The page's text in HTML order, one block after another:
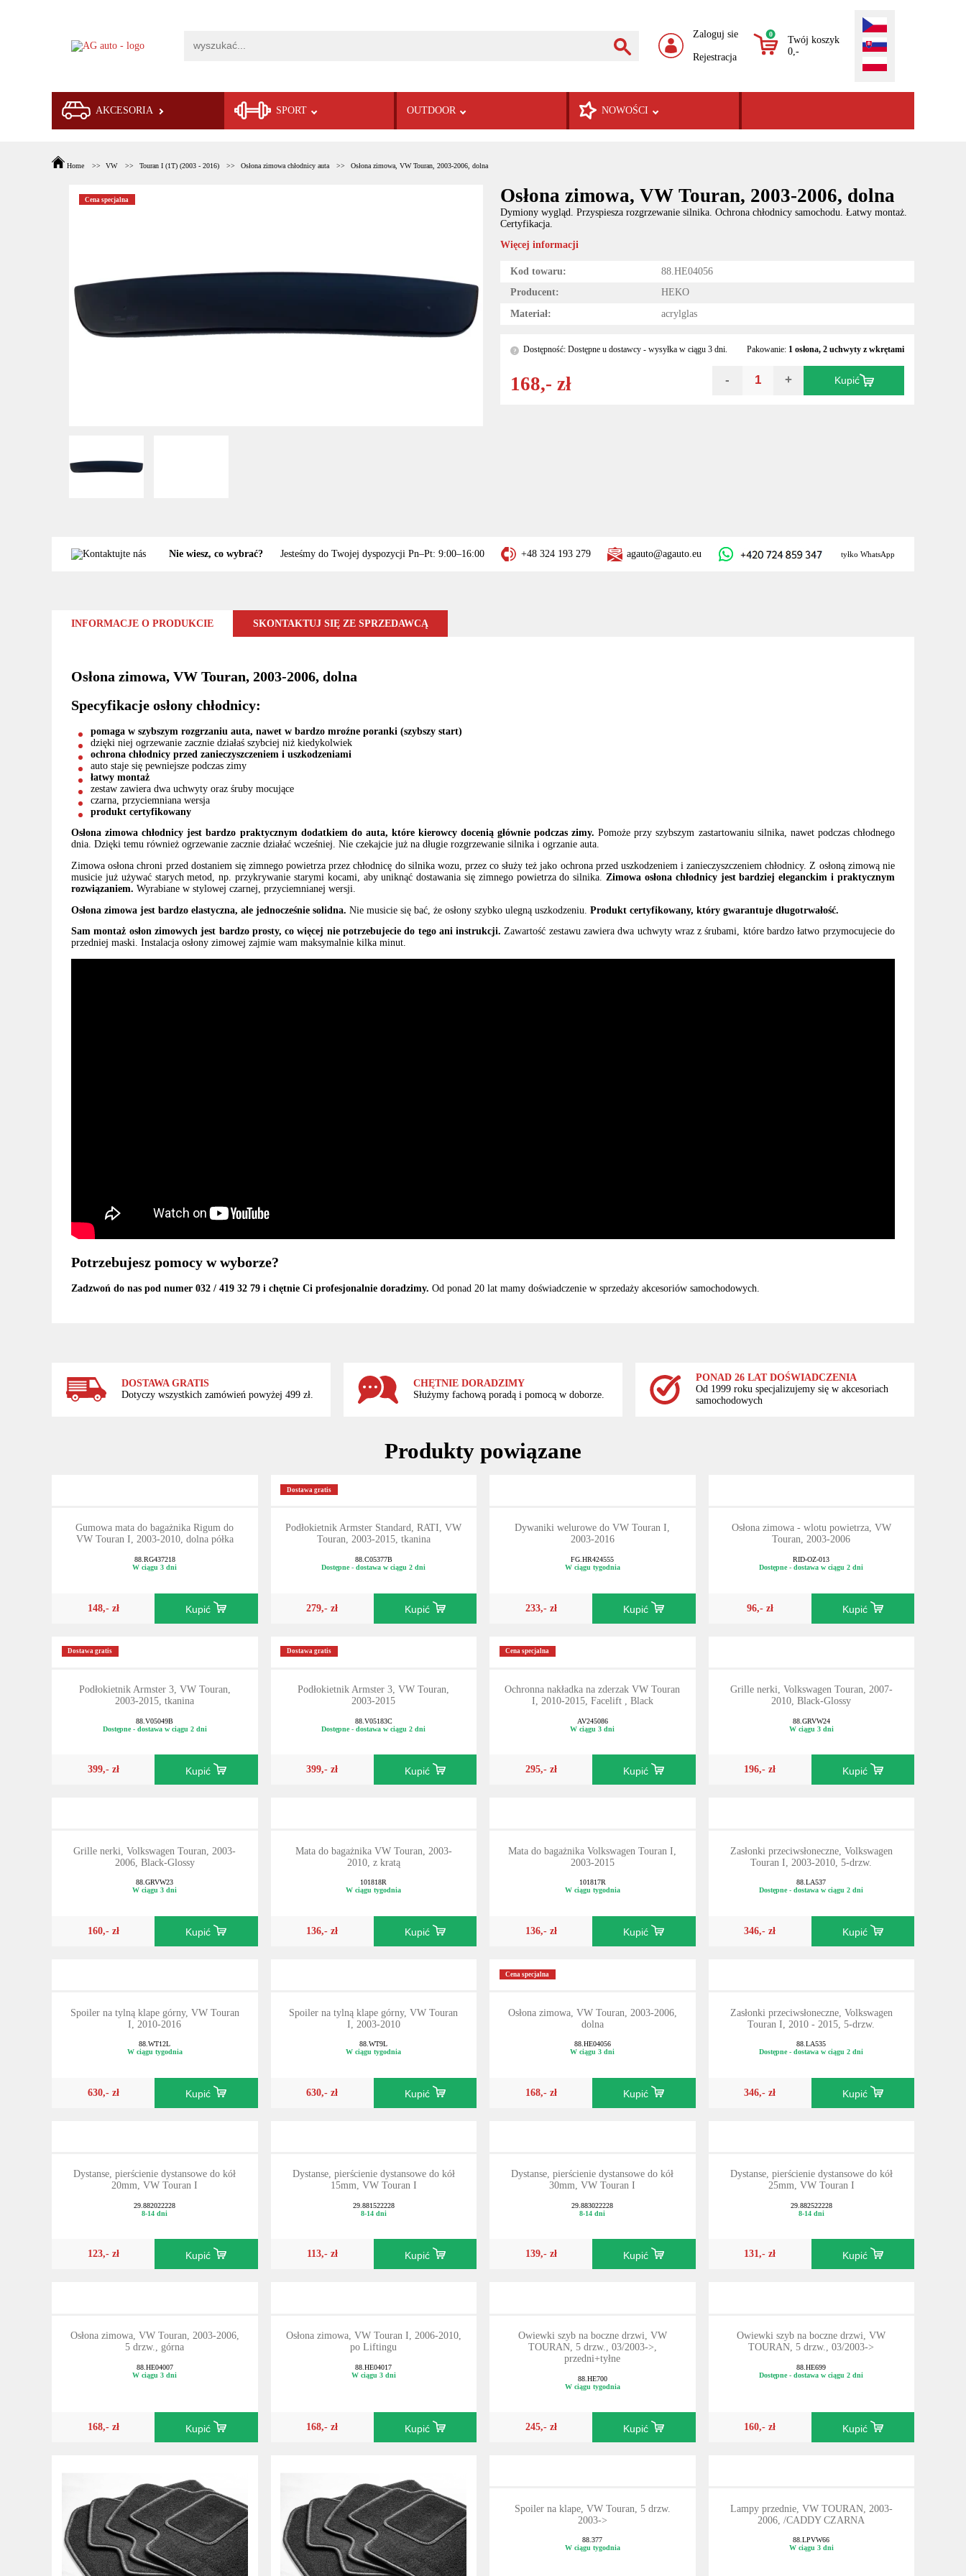
Zaloguj sie
Rejestracja
0
Twój koszyk
0,-
AKCESORIA SPORT OUTDOOR NOWOŚCI
Home VW Touran I (1T) (2003 - 2016) Osłona zimowa chłodnicy auta Osłona zimowa, VW Touran, 2003-2006, dolna
Cena specjalna Osłona zimowa, VW Touran, 2003-2006, dolna
Dymiony wygląd. Przyspiesza rozgrzewanie silnika. Ochrona chłodnicy samochodu. Łatwy montaż.
Certyfikacja.
Więcej informacji
Kod towaru:
88.HE04056
Producent:
HEKO
Materiał:
acrylglas
? Dostępność: Dostępne u dostawcy - wysyłka w ciągu 3 dni. Pakowanie: 1 osłona, 2 uchwyty z wkrętami
168,- zł - + Kupić
Nie wiesz, co wybrać? Jesteśmy do Twojej dyspozycji Pn–Pt: 9:00–16:00 +48 324 193 279 agauto@agauto.eu tyłko WhatsApp
INFORMACJE O PRODUKCIE SKONTAKTUJ SIĘ ZE SPRZEDAWCĄ
Osłona zimowa, VW Touran, 2003-2006, dolna
Specyfikacje osłony chłodnicy:
pomaga w szybszym rozgrzaniu auta, nawet w bardzo mroźne poranki (szybszy start)
dzięki niej ogrzewanie zacznie działaś szybciej niż kiedykolwiek
ochrona chłodnicy przed zanieczyszczeniem i uszkodzeniami
auto staje się pewniejsze podczas zimy
łatwy montaż
zestaw zawiera dwa uchwyty oraz śruby mocujące
czarna, przyciemniana wersja
produkt certyfikowany
Osłona zimowa chłodnicy jest bardzo praktycznym dodatkiem do auta, które kierowcy docenią głównie podczas zimy. Pomoże przy szybszym zastartowaniu silnika, nawet podczas chłodnego
dnia. Dzięki temu również ogrzewanie zacznie działać wcześniej. Nie czekajcie już na długie rozgrzewanie silnika i ogrzanie auta.
Zimowa osłona chroni przed dostaniem się zimnego powietrza przez chłodnicę do silnika wozu, przez co służy też jako ochrona przed uszkodzeniem i zanieczyszczeniem chłodnicy. Z osłoną zimową nie
musicie już używać starych metod, np. przykrywanie starymi kocami, aby uniknąć dostawania się zimnego powietrza do silnika. Zimowa osłona chłodnicy jest bardziej eleganckim i praktycznym
rozwiązaniem. Wyrabiane w stylowej czarnej, przyciemnianej wersji.
Osłona zimowa jest bardzo elastyczna, ale jednocześnie solidna. Nie musicie się bać, że osłony szybko ulegną uszkodzeniu.Produkt certyfikowany, który gwarantuje długotrwałość.
Sam montaż osłon zimowych jest bardzo prosty, co więcej nie potrzebujecie do tego ani instrukcji. Zawartość zestawu zawiera dwa uchwyty wraz z śrubami, które bardzo łatwo przymocujecie do
przedniej maski. Instalacja osłony zimowej zajmie wam maksymalnie kilka minut.
Potrzebujesz pomocy w wyborze?
Zadzwoń do nas pod numer 032 / 419 32 79 i chętnie Ci profesjonalnie doradzimy. Od ponad 20 lat mamy doświadczenie w sprzedaży akcesoriów samochodowych.
DOSTAWA GRATIS
Dotyczy wszystkich zamówień powyżej 499 zł.
CHĘTNIE DORADZIMY
Służymy fachową poradą i pomocą w doborze.
PONAD 26 LAT DOŚWIADCZENIA
Od 1999 roku specjalizujemy się w akcesoriach
samochodowych
Produkty powiązane
Gumowa mata do bagażnika Rigum do
VW Touran I, 2003-2010, dolna półka
88.RG437218
W ciągu 3 dni
148,- zł Kupić
Dostawa gratis
Podłokietnik Armster Standard, RATI, VW
Touran, 2003-2015, tkanina
88.C05377B
Dostępne - dostawa w ciągu 2 dni
279,- zł Kupić
Dywaniki welurowe do VW Touran I,
2003-2016
FG.HR424555
W ciągu tygodnia
233,- zł Kupić
Osłona zimowa - wlotu powietrza, VW
Touran, 2003-2006
RID-OZ-013
Dostępne - dostawa w ciągu 2 dni
96,- zł Kupić
Dostawa gratis
Podłokietnik Armster 3, VW Touran,
2003-2015, tkanina
88.V05049B
Dostępne - dostawa w ciągu 2 dni
399,- zł Kupić
Dostawa gratis
Podłokietnik Armster 3, VW Touran,
2003-2015
88.V05183C
Dostępne - dostawa w ciągu 2 dni
399,- zł Kupić
Cena specjalna
Ochronna nakładka na zderzak VW Touran
I, 2010-2015, Facelift , Black
AV245086
W ciągu 3 dni
295,- zł Kupić
Grille nerki, Volkswagen Touran, 2007-
2010, Black-Glossy
88.GRVW24
W ciągu 3 dni
196,- zł Kupić
Grille nerki, Volkswagen Touran, 2003-
2006, Black-Glossy
88.GRVW23
W ciągu 3 dni
160,- zł Kupić
Mata do bagażnika VW Touran, 2003-
2010, z kratą
101818R
W ciągu tygodnia
136,- zł Kupić
Mata do bagażnika Volkswagen Touran I,
2003-2015
101817R
W ciągu tygodnia
136,- zł Kupić
Zasłonki przeciwsłoneczne, Volkswagen
Touran I, 2003-2010, 5-drzw.
88.LA537
Dostępne - dostawa w ciągu 2 dni
346,- zł Kupić
Spoiler na tylną klape górny, VW Touran
I, 2010-2016
88.WT12L
W ciągu tygodnia
630,- zł Kupić
Spoiler na tylną klape górny, VW Touran
I, 2003-2010
88.WT9L
W ciągu tygodnia
630,- zł Kupić
Cena specjalna
Osłona zimowa, VW Touran, 2003-2006,
dolna
88.HE04056
W ciągu 3 dni
168,- zł Kupić
Zasłonki przeciwsłoneczne, Volkswagen
Touran I, 2010 - 2015, 5-drzw.
88.LA535
Dostępne - dostawa w ciągu 2 dni
346,- zł Kupić
Dystanse, pierścienie dystansowe do kół
20mm, VW Touran I
29.882022228
8-14 dni
123,- zł Kupić
Dystanse, pierścienie dystansowe do kół
15mm, VW Touran I
29.881522228
8-14 dni
113,- zł Kupić
Dystanse, pierścienie dystansowe do kół
30mm, VW Touran I
29.883022228
8-14 dni
139,- zł Kupić
Dystanse, pierścienie dystansowe do kół
25mm, VW Touran I
29.882522228
8-14 dni
131,- zł Kupić
Osłona zimowa, VW Touran, 2003-2006,
5 drzw., górna
88.HE04007
W ciągu 3 dni
168,- zł Kupić
Osłona zimowa, VW Touran I, 2006-2010,
po Liftingu
88.HE04017
W ciągu 3 dni
168,- zł Kupić
Owiewki szyb na boczne drzwi, VW
TOURAN, 5 drzw., 03/2003->,
przedni+tyłne
88.HE700
W ciągu tygodnia
245,- zł Kupić
Owiewki szyb na boczne drzwi, VW
TOURAN, 5 drzw., 03/2003->
88.HE699
Dostępne - dostawa w ciągu 2 dni
160,- zł Kupić
Spoiler na klape, VW Touran, 5 drzw.
2003->
88.377
W ciągu tygodnia
Lampy przednie, VW TOURAN, 2003-
2006, /CADDY CZARNA
88.LPVW66
W ciągu 3 dni